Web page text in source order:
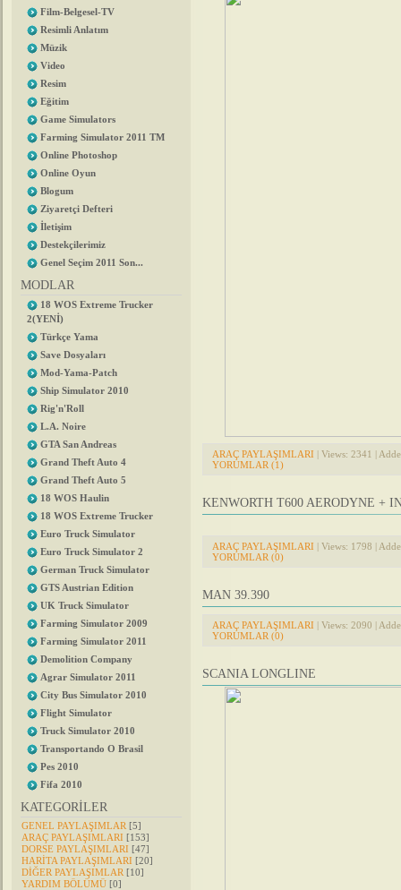
Film-Belgesel-TV
Resimli Anlatım
Müzik
Video
Resim
Eğitim
Game Simulators
Farming Simulator 2011 TM
Online Photoshop
Online Oyun
Blogum
Ziyaretçi Defteri
İletişim
Destekçilerimiz
Genel Seçim 2011 Son...
MODLAR
18 WOS Extreme Trucker
2(YENİ)
Türkçe Yama
Save Dosyaları
Mod-Yama-Patch
Ship Simulator 2010
Rig'n'Roll
L.A. Noire
GTA San Andreas
Grand Theft Auto 4
Grand Theft Auto 5
18 WOS Haulin
18 WOS Extreme Trucker
Euro Truck Simulator
Euro Truck Simulator 2
German Truck Simulator
GTS Austrian Edition
UK Truck Simulator
Farming Simulator 2009
Farming Simulator 2011
Demolition Company
Agrar Simulator 2011
City Bus Simulator 2010
Flight Simulator
Truck Simulator 2010
Transportando O Brasil
Pes 2010
Fifa 2010
KATEGORİLER
GENEL PAYLAŞIMLAR [5]
ARAÇ PAYLAŞIMLARI [153]
DORSE PAYLAŞIMLARI [47]
HARİTA PAYLAŞIMLARI [20]
DİĞER PAYLAŞIMLAR [10]
YARDIM BÖLÜMÜ [0]
ARAÇ PAYLAŞIMLARI | Views: 2341 |
YORUMLAR (1)
KENWORTH T600 AERODYNE +
ARAÇ PAYLAŞIMLARI | Views: 1798 |
YORUMLAR (0)
MAN 39.390
ARAÇ PAYLAŞIMLARI | Views: 2090 |
YORUMLAR (0)
SCANIA LONGLINE